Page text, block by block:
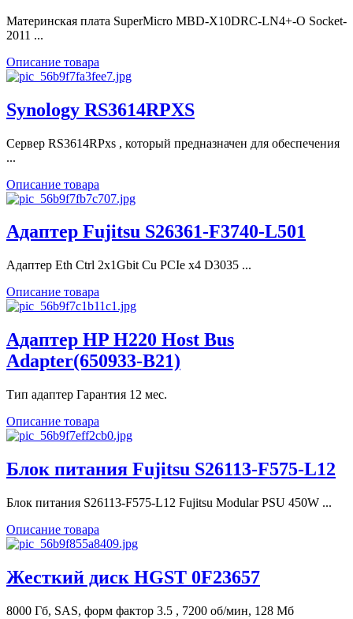
Материнская плата SuperMicro MBD-X10DRC-LN4+-O Socket-
2011 ...
Описание товара
Synology RS3614RPXS
Сервер RS3614RPxs , который предназначен для обеспечения
...
Описание товара
Адаптер Fujitsu S26361-F3740-L501
Адаптер Eth Ctrl 2x1Gbit Cu PCIe x4 D3035 ...
Описание товара
Адаптер HP H220 Host Bus
Adapter(650933-B21)
Тип адаптер Гарантия 12 мес.
Описание товара
Блок питания Fujitsu S26113-F575-L12
Блок питания S26113-F575-L12 Fujitsu Modular PSU 450W ...
Описание товара
Жесткий диск HGST 0F23657
8000 Гб, SAS, форм фактор 3.5 , 7200 об/мин, 128 Мб